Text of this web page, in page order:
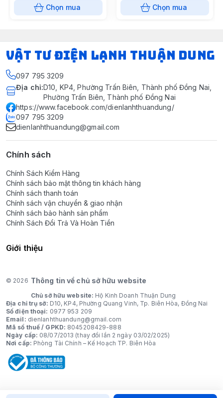
Chọn mua Chọn mua
VẬT TƯ ĐIỆN LẠNH THUẬN DUNG
097 795 3209
Địa chỉ:D10, KP4, Phường Trấn Biên, Thành phố Đồng Nai,
Phường Trấn Biên, Thành phố Đồng Nai
https://www.facebook.com/dienlanhthuandung/
097 795 3209
dienlanhthuandung@gmail.com
Chính sách
Chính Sách Kiểm Hàng
Chính sách bảo mật thông tin khách hàng
Chính sách thanh toán
Chính sách vận chuyển & giao nhận
Chính sách bảo hành sản phẩm
Chính Sách Đổi Trả Và Hoàn Tiền
Giới thiệu
© 2026 Thông tin về chủ sở hữu website
Chủ sở hữu website: Hộ Kinh Doanh Thuận Dung
Địa chỉ trụ sở: D10, KP4, Phường Quang Vinh, Tp. Biên Hòa, Đồng Nai
Số điện thoại: 0977 953 209
Email: dienlanhthuandung@gmail.com
Mã số thuế / GPKD: 8045208429-888
Ngày cấp: 08/07/2013 (thay đổi lần 2 ngày 03/02/2025)
Nơi cấp: Phòng Tài Chính – Kế Hoạch TP. Biên Hòa